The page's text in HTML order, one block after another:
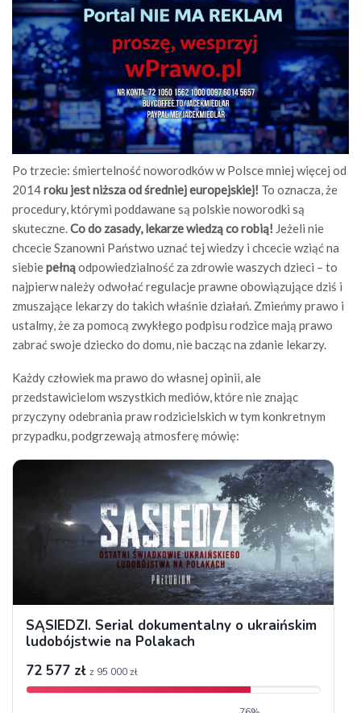
Po trzecie: śmiertelność noworodków w Polsce mniej więcej od
2014roku jest niższa od średniej europejskiej! To oznacza, że
procedury, którymi poddawane są polskie noworodki są
skuteczne.Co do zasady, lekarze wiedzą co robią! Jeżeli nie
chcecie Szanowni Państwo uznać tej wiedzy i chcecie wziąć na
siebiepełnąodpowiedzialność za zdrowie waszych dzieci – to
najpierw należy odwołać regulacje prawne obowiązujące dziś i
zmuszające lekarzy do takich właśnie działań. Zmieńmy prawo i
ustalmy, że za pomocą zwykłego podpisu rodzice mają prawo
zabrać swoje dziecko do domu, nie bacząc na zdanie lekarzy.
Każdy człowiek ma prawo do własnej opinii, ale
przedstawicielom wszystkich mediów, które nie znając
przyczyny odebrania praw rodzicielskich w tym konkretnym
przypadku, podgrzewają atmosferę mówię: